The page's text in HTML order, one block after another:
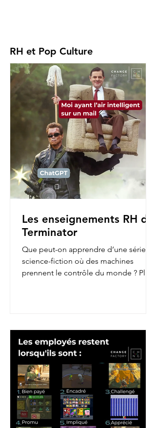
RH et Pop Culture
Les enseignements RH de
Terminator
Que peut-on apprendre d’une série de
science-fiction où des machines
prennent le contrôle du monde ? Plus